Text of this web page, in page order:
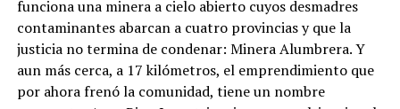
funciona una minera a cielo abierto cuyos desmadres
contaminantes abarcan a cuatro provincias y que la
justicia no termina de condenar: Minera Alumbrera. Y
aun más cerca, a 17 kilómetros, el emprendimiento que
por ahora frenó la comunidad, tiene un nombre